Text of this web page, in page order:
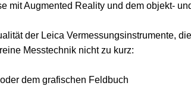
mit Augmented Reality und dem objekt-
der Leica Vermessungsinstrumente,
Messtechnik nicht zu kurz:
dem grafischen Feldbuch